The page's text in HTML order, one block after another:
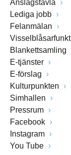
Anslagstavla
Lediga jobb
Felanmälan
Blankettsamling
E-tjänster
E-förslag
Kulturpunkten
Simhallen
Pressrum
Facebook
Instagram
You Tube